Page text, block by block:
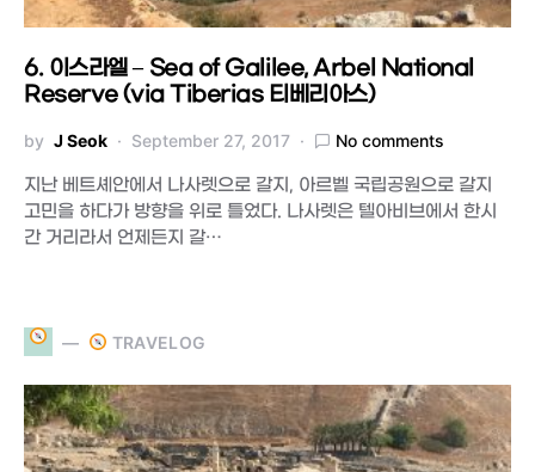
6. 이스라엘 – Sea of Galilee, Arbel National
Reserve (via Tiberias 티베리아스)
by J Seok September 27, 2017 No comments
지난 베트셰안에서 나사렛으로 갈지, 아르벨 국립공원으로 갈지
고민을 하다가 방향을 위로 틀었다. 나사렛은 텔아비브에서 한시
간 거리라서 언제든지 갈…
TRAVELOG